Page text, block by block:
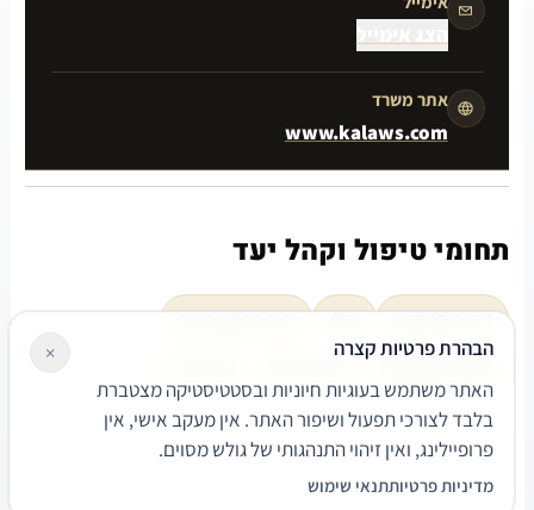
אתר משרד
www.kalaws.com
תחומי טיפול וקהל יעד
דיני מקרקעין נדלן
דיני תכנון ובנייה
הבהרת פרטיות קצרה
האתר משתמש בעוגיות חיוניות ובסטטיסטיקה מצטברת
בלבד לצורכי תפעול ושיפור האתר. אין מעקב אישי, אין
פרופיילינג, ואין זיהוי התנהגותי של גולש מסוים.
מדיניות פרטיותתנאי שימוש
×